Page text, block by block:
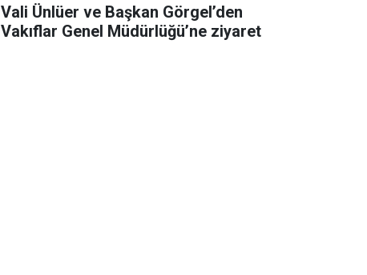
Vali Ünlüer ve Başkan Görgel’den
Vakıflar Genel Müdürlüğü’ne ziyaret